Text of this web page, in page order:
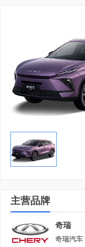
主营品牌
奇瑞
奇瑞汽车